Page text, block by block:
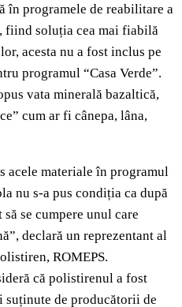
în programele de reabilitare a
soluția cea mai fiabilă
acesta nu a fost inclus pe
programul “Casa Verde”.
vata minerală bazaltică,
cum ar fi cânepa, lâna,
acele materiale în programul
nu s-a pus condiția ca după
se cumpere unul care
declară un reprezentant al
ROMEPS.
că polistirenul a fost
de producătorii de